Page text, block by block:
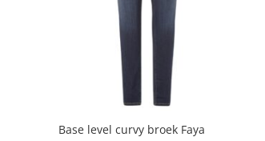
Base level curvy broek Faya